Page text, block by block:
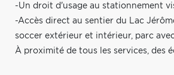
-Un droit d'usage au stationnement
-Accès direct au sentier du Lac
soccer extérieur et intérieur, parc
À proximité de tous les services, des